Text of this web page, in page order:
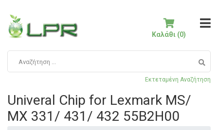
Εκτεταμένη Αναζήτηση
Καλάθι (0)
Univeral Chip for Lexmark MS/
MX 331/ 431/ 432 55B2H00